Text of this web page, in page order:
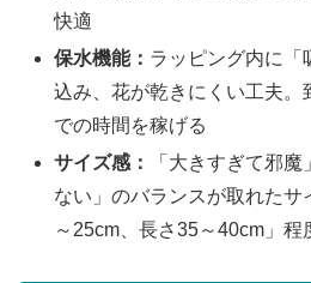
快適
保水機能： ラッピング内に「
込み、花が乾きにくい工夫。
での時間を稼げる
サイズ感：
「大きすぎて邪
ない」のバランスが取れたサ
～25cm、長さ35～40cm」程